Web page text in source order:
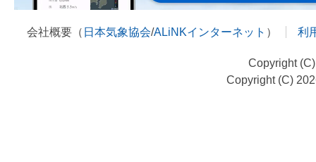
会社概要（ 日本気象協会/ALiNKインターネット ） 利
Copyright
Copyright (C)